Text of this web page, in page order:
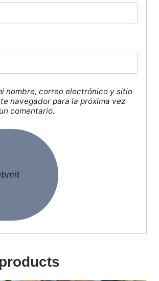
nombre, correo electrónico y sitio
navegador para la próxima vez
comentario.